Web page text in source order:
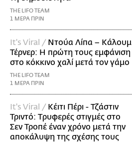
THE LIFO TEAM
1 ΜΕΡΑ ΠΡΙΝ
It's Viral / Ντούα Λίπα – Κάλουμ
Τέρνερ: Η πρώτη τους εμφάνιση
στο κόκκινο χαλί μετά τον γάμο
THE LIFO TEAM
1 ΜΕΡΑ ΠΡΙΝ
It's Viral / Κέιτι Πέρι - Τζάστιν
Τριντό: Tρυφερές στιγμές στο
Σεν Τροπέ έναν χρόνο μετά την
αποκάλυψη της σχέσης τους